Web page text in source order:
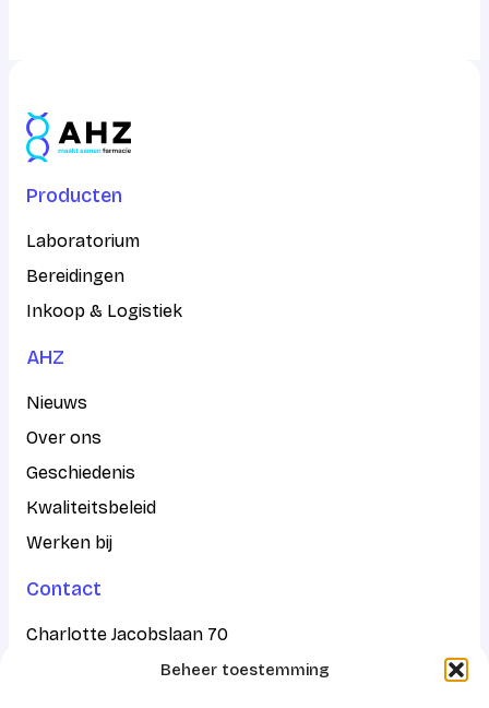
Beheer toestemming
Producten
Laboratorium
Bereidingen
Inkoop & Logistiek
AHZ
Nieuws
Over ons
Geschiedenis
Kwaliteitsbeleid
Werken bij
Contact
Charlotte Jacobslaan 70
2545 AB Den Haag